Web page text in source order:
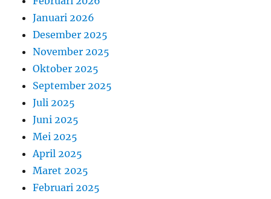
Januari 2026
Desember 2025
November 2025
Oktober 2025
September 2025
Juli 2025
Juni 2025
Mei 2025
April 2025
Maret 2025
Februari 2025